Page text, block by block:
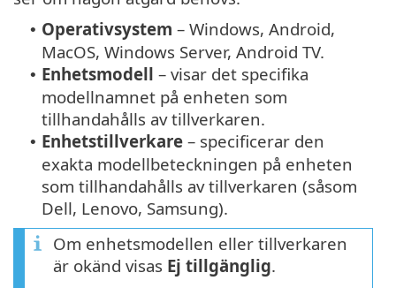
• Operativsystem – Windows, Android,
MacOS, Windows Server, Android TV.
• Enhetsmodell – visar det specifika
modellnamnet på enheten som
tillhandahålls av tillverkaren.
• Enhetstillverkare – specificerar den
exakta modellbeteckningen på enheten
som tillhandahålls av tillverkaren (såsom
Dell, Lenovo, Samsung).
Om enhetsmodellen eller tillverkaren
är okänd visas Ej tillgänglig.